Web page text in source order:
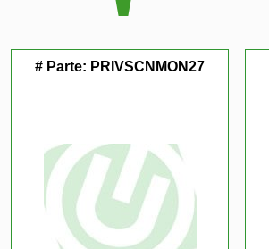
# Parte: PRIVSCNMON27